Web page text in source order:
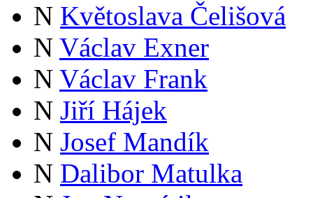
N Květoslava Čelišová
N Václav Exner
N Václav Frank
N Jiří Hájek
N Josef Mandík
N Dalibor Matulka